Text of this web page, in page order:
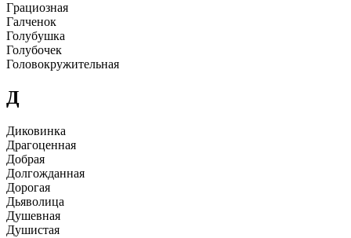
Гpациозная
Галченок
Голyбyшка
Голyбочек
Головокpyжительная
Д
Диковинка
Дpагоценная
Добpая
Долгожданная
Доpогая
Дьяволица
Дyшевная
Дyшистая